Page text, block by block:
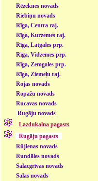
Rēzeknes novads
Riebiņu novads
Rīga, Centra raj.
Rīga, Kurzemes raj.
Rīga, Latgales prp.
Rīga, Vidzemes prp.
Rīga, Zemgales prp.
Rīga, Ziemeļu raj.
Rojas novads
Ropažu novads
Rucavas novads
Rugāju novads
Lazdukalna pagasts
Rugāju pagasts
Rūjienas novads
Rundāles novads
Salacgrīvas novads
Salas novads